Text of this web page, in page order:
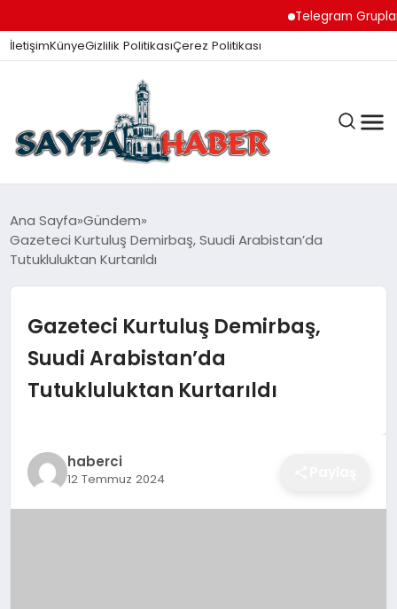
Telegram Grupları
İletişimKünyeGizlilik PolitikasıÇerez Politikası
ANA SAYFA
GÜNDEM
İZMIR HABERLERI
EKONOMI
Ana Sayfa Gündem
Gazeteci Kurtuluş Demirbaş, Suudi Arabistan’da
Tutukluluktan Kurtarıldı
Gazeteci Kurtuluş Demirbaş,
Suudi Arabistan’da
Tutukluluktan Kurtarıldı
haberci
12 Temmuz 2024